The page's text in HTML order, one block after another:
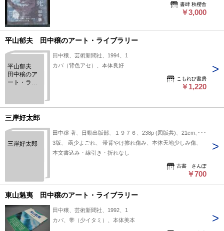
書肆 秋櫻舎
￥3,000
平山郁夫 田中穣のアート・ライブラリー
平山郁夫
田中穣のア
ート・ライ
田中穣、芸術新聞社、1994、1
カバ（背色アセ）、本体良好
こもれび書房
￥1,220
三岸好太郎
三岸好太郎
田中穣 著、日動出版部、１９７６、238p (図版共)、21cm、１
3版、 函少よごれ、 帯背やけ擦れ傷み、本体天地少しみ傷、
本文書込み・線引き・折れなし
古書 さんぽ
￥700
東山魁夷 田中穣のアート・ライブラリー
田中穣、芸術新聞社、1992、1
カバ、帯（少イタミ）、本体美本